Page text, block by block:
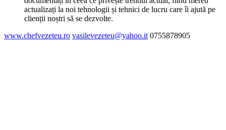
actualizați la noi tehnologii și tehnici de lucru care îi ajută pe
clienții noștri să se dezvolte.
www.chefvezeteu.ro vasilevezeteu@yahoo.it 0755878905